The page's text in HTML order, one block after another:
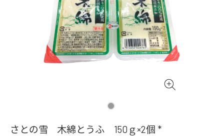
さとの雪 木綿とうふ 150ｇ×2個 *